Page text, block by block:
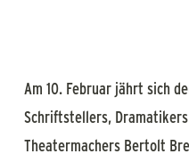
Am 10. Februar jährt sich
Schriftstellers,
Theatermachers Bertolt